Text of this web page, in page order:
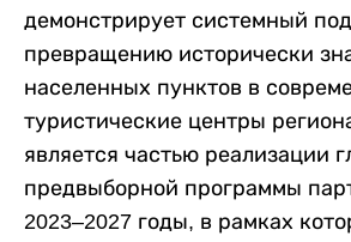
демонстрирует системный
превращению исторически
населенных пунктов в
туристические центры
является частью реализации
предвыборной программы
2023–2027 годы, в рамках